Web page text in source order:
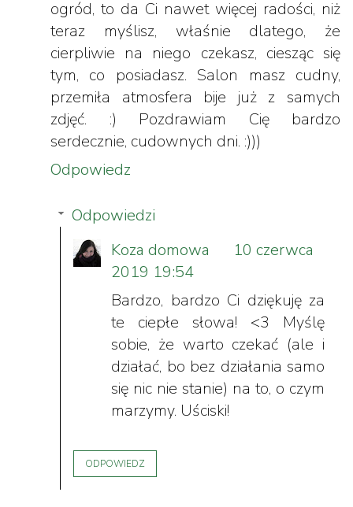
ogród, to da Ci nawet więcej radości, niż
teraz myślisz, właśnie dlatego, że
cierpliwie na niego czekasz, ciesząc się
tym, co posiadasz. Salon masz cudny,
przemiła atmosfera bije już z samych
zdjęć. :) Pozdrawiam Cię bardzo
serdecznie, cudownych dni. :)))
Odpowiedz
Odpowiedzi
Koza domowa
10 czerwca
2019 19:54
Bardzo, bardzo Ci dziękuję za
te ciepłe słowa! <3 Myślę
sobie, że warto czekać (ale i
działać, bo bez działania samo
się nic nie stanie) na to, o czym
marzymy. Uściski!
ODPOWIEDZ